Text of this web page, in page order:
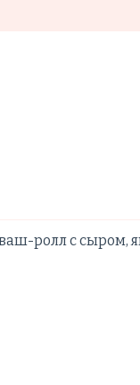
ролл с сыром,